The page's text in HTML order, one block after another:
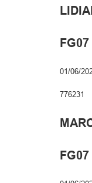
FG07
01/06/
776231
FG07